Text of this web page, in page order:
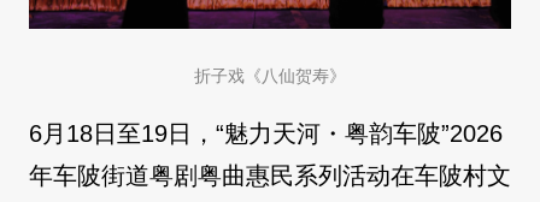
折子戏《八仙贺寿》
6月18日至19日，“魅力天河・粤韵车陂”2026
年车陂街道粤剧粤曲惠民系列活动在车陂村文